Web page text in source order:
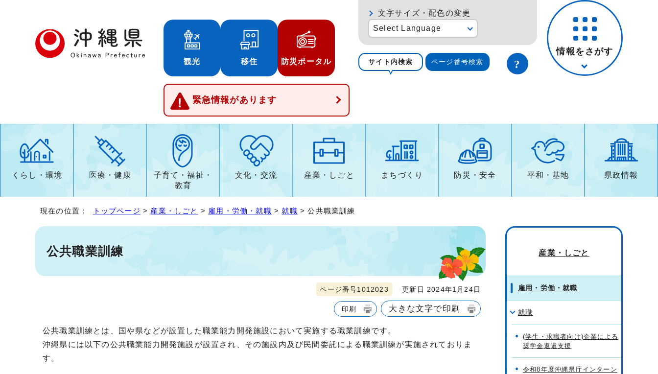
観光 移住 防災ポータル
緊急情報があります
文字サイズ・配色の変更
Select Language
サイト内検索 ページ番号検索
情報をさがす
くらし・環境 医療・健康
子育て・福祉・
教育
文化・交流 産業・しごと まちづくり 防災・安全 平和・基地 県政情報
現在の位置： トップページ > 産業・しごと > 雇用・労働・就職 >就職 > 公共職業訓練
公共職業訓練
ページ番号1012023 更新日 2024年1月24日
印刷 大きな文字で印刷
公共職業訓練とは、国や県などが設置した職業能力開発施設において実施する職業訓練です。
沖縄県には以下の公共職業能力開発施設が設置され、その施設内及び民間委託による職業訓練が実施されておりま
す。
産業・しごと
雇用・労働・就職
就職
(学生・求職者向け)企業による
奨学金返還支援
令和8年度沖縄県庁インターン